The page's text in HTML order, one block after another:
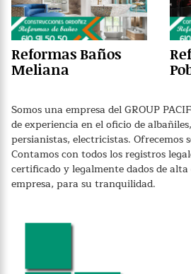
Reformas Baños
Meliana
Somos una empresa del GROUP
de experiencia en el oficio de
persianistas, electricistas. Ofrecemos
Contamos con todos los registros
certificado y legalmente dados de
empresa, para su tranquilidad.